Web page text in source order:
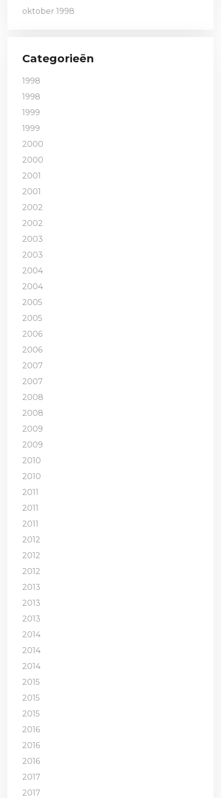
oktober 1998
Categorieën
1998
1998
1999
1999
2000
2000
2001
2001
2002
2002
2003
2003
2004
2004
2005
2005
2006
2006
2007
2007
2008
2008
2009
2009
2010
2010
2011
2011
2011
2012
2012
2012
2013
2013
2013
2014
2014
2014
2015
2015
2015
2016
2016
2016
2017
2017